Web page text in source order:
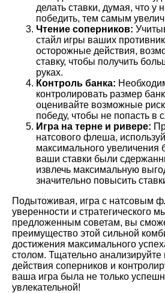
делать ставки, думая, что у
победить, тем самым
Чтение соперников:
стайл игры ваших
осторожные действия,
ставку, чтобы получить
руках.
Контроль банка:
контролировать размер
оценивайте возможные
победу, чтобы не попасть в
Игра на терне и ривере:
натсового флеша,
максимального увеличения
ваши ставки были
извлечь максимальную
значительно повысить
Подытоживая, игра с натсовым
уверенности и стратегического
предложенным советам, вы
преимущество этой сильной
достижения максимального
столом. Тщательно анализируйте
действия соперников и
ваша игра была не только
увлекательной!